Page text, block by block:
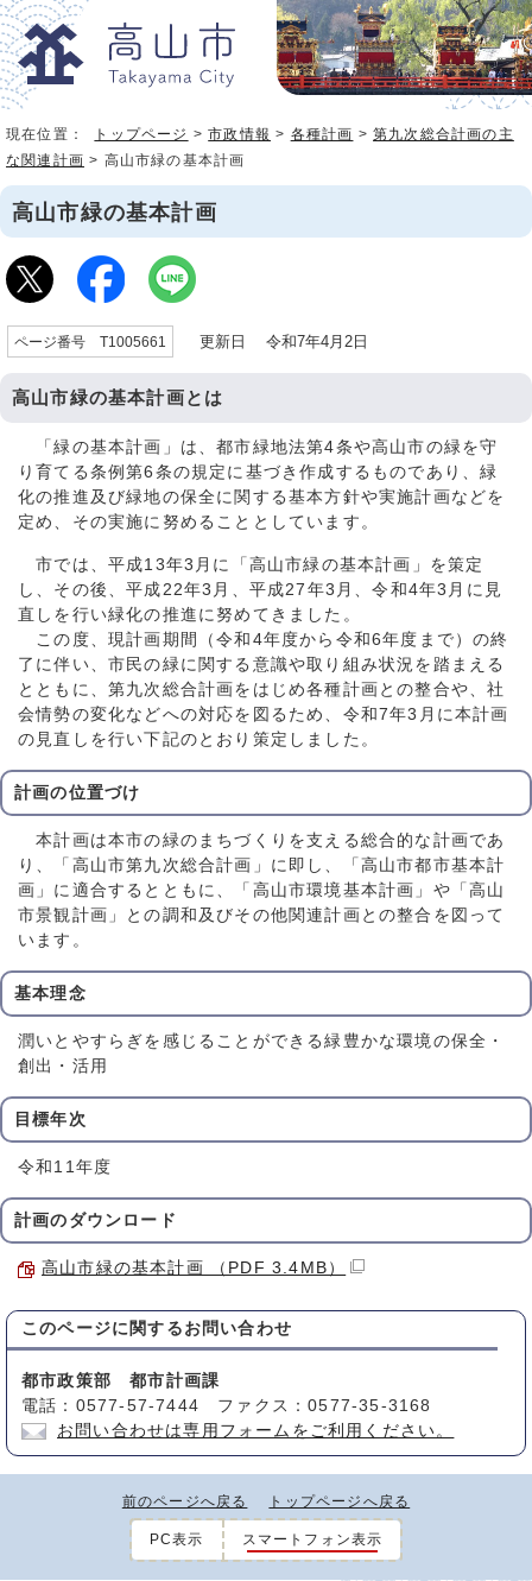
現在位置： トップページ >市政情報 > 各種計画 >第九次総合計画の主
な関連計画 > 高山市緑の基本計画
高山市緑の基本計画
ページ番号 T1005661 更新日 令和7年4月2日
高山市緑の基本計画とは
「緑の基本計画」は、都市緑地法第4条や高山市の緑を守
り育てる条例第6条の規定に基づき作成するものであり、緑
化の推進及び緑地の保全に関する基本方針や実施計画などを
定め、その実施に努めることとしています。
市では、平成13年3月に「高山市緑の基本計画」を策定
し、その後、平成22年3月、平成27年3月、令和4年3月に見
直しを行い緑化の推進に努めてきました。
この度、現計画期間（令和4年度から令和6年度まで）の終
了に伴い、市民の緑に関する意識や取り組み状況を踏まえる
とともに、第九次総合計画をはじめ各種計画との整合や、社
会情勢の変化などへの対応を図るため、令和7年3月に本計画
の見直しを行い下記のとおり策定しました。
計画の位置づけ
本計画は本市の緑のまちづくりを支える総合的な計画であ
り、「高山市第九次総合計画」に即し、「高山市都市基本計
画」に適合するとともに、「高山市環境基本計画」や「高山
市景観計画」との調和及びその他関連計画との整合を図って
います。
基本理念
潤いとやすらぎを感じることができる緑豊かな環境の保全・
創出・活用
目標年次
令和11年度
計画のダウンロード
高山市緑の基本計画 （PDF 3.4MB）
このページに関する お問い合わせ
都市政策部 都市計画課
電話：0577-57-7444 ファクス：0577-35-3168
お問い合わせは専用フォームをご利用ください。
前のページへ戻る トップページへ戻る
PC表示 スマートフォン表示